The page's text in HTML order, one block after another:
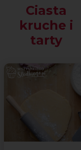
Ciasta
kruche i
tarty